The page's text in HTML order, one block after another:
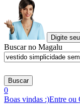
Digite
Buscar no Magalu
Buscar
0
Boas vindas :)Entre ou